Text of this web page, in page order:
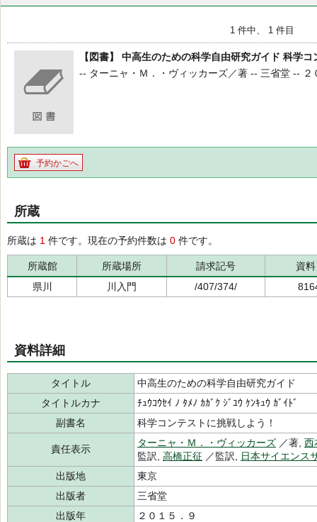
1 件中、 1 件目
【図書】 中高生のための科学自由研究ガイド 科学
-- ターニャ・Ｍ．・ヴィッカーズ／著 -- 三省堂 -- ２
予約かごへ
所蔵
所蔵は 1 件です。現在の予約件数は 0 件です。
所蔵館 所蔵場所 請求記号
資
県川
川入門 /407/374/
資料詳細
タイトル
中高生のための科学自由研究ガイド
タイトルカナ
ﾁｭｳｺｳｾｲ ﾉ ﾀﾒﾉ ｶｶﾞｸ ｼﾞﾕｳ ｹﾝｷｭｳ ｶﾞｲﾄﾞ
副書名
科学コンテストに挑戦しよう！
責任表示
ターニャ・Ｍ．・ヴィッカーズ ／著, 西
監訳, 高橋正征 ／監訳,
日本サイエンス
出版地
東京
出版者
三省堂
出版年
２０１５．９